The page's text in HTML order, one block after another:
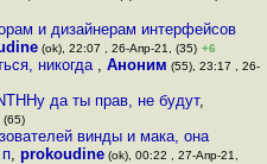
и дизайнерам интерфейсов
(ok), 22:07 , 26-Апр-21, (35) +6
никогда , Аноним (55), 23:17 , 26-
да ты прав, не будут,
(65)
винды и мака, она
,prokoudine (ok), 00:22 , 27-Апр-21,